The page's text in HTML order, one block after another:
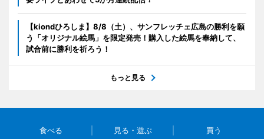
【kiondひろしま】8/8（土）、サンフレッチェ広島の勝利を願
う「オリジナル絵馬」を限定発売！購入した絵馬を奉納して、
試合前に勝利を祈ろう！
もっと見る
食べる 見る・遊ぶ 買う